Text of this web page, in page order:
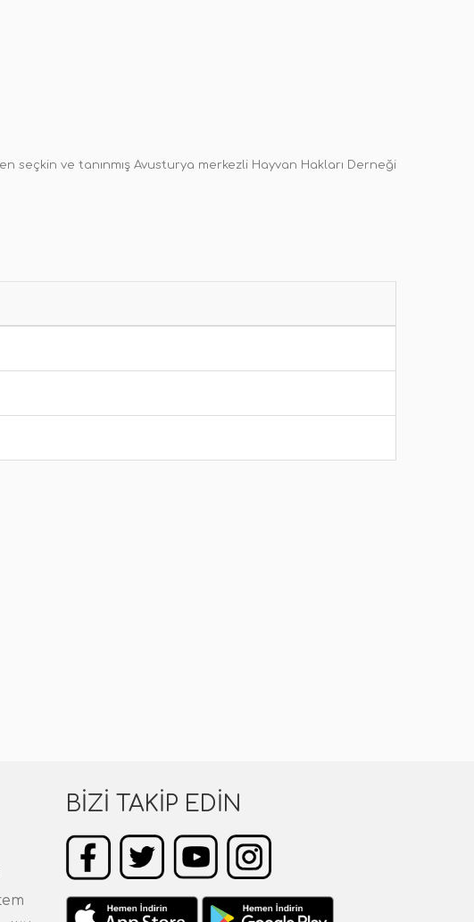
seçkin ve tanınmış Avusturya merkezli Hayvan Hakları Derneği
BIZI TAKIP EDIN